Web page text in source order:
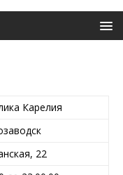
Карелия
22